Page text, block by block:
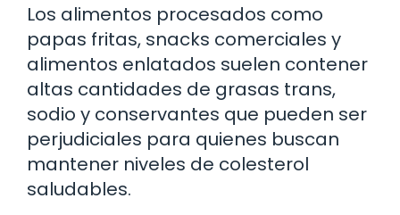
Los alimentos procesados como
papas fritas, snacks comerciales y
alimentos enlatados suelen contener
altas cantidades de grasas trans,
sodio y conservantes que pueden ser
perjudiciales para quienes buscan
mantener niveles de colesterol
saludables.